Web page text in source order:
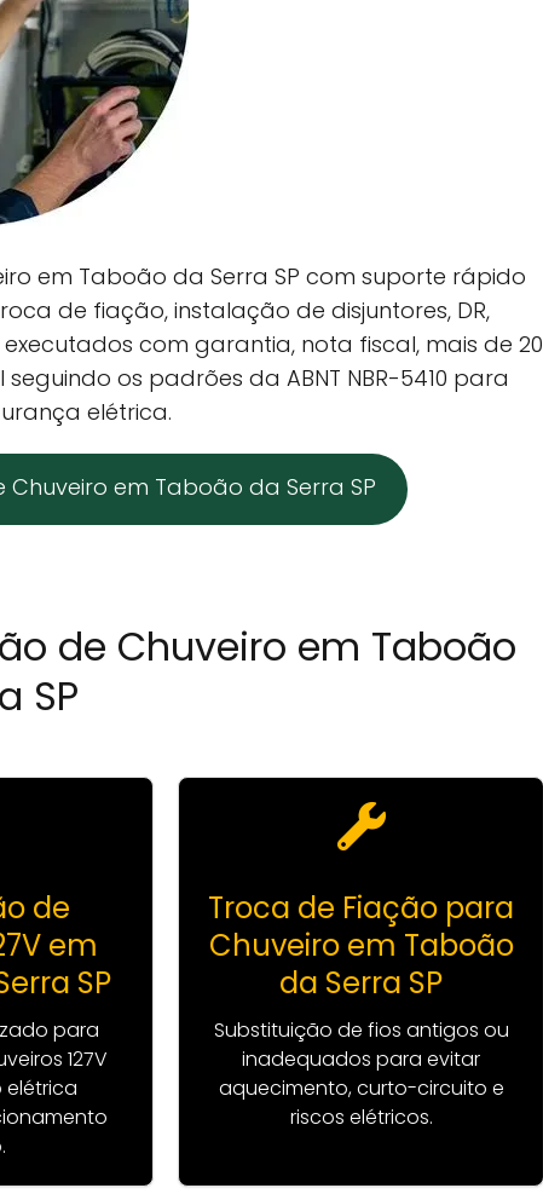
em Taboão da Serra SP com suporte rápido
de fiação, instalação de disjuntores, DR,
com garantia, nota fiscal, mais de 20
os padrões da ABNT NBR-5410 para
elétrica.
em Taboão da Serra SP
de Chuveiro em Taboão
SP
de
em
SP
para
127V
Troca de Fiação para
Chuveiro em Taboão
da Serra SP
Substituição de fios antigos ou
inadequados para evitar
aquecimento, curto-circuito e
riscos elétricos.